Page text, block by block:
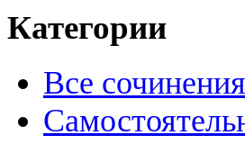
Категории
Все сочинения